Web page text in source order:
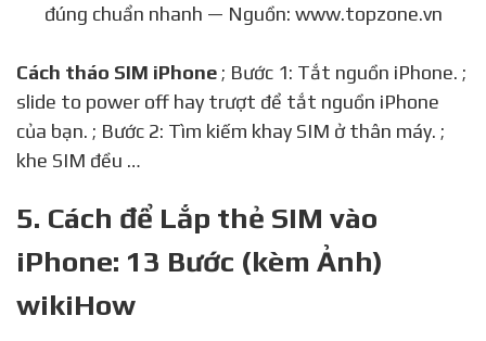
đúng chuẩn nhanh — Nguồn: www.topzone.vn
Cách tháo SIM iPhone ; Bước 1: Tắt nguồn iPhone. ;
slide to power off hay trượt để tắt nguồn iPhone
của bạn. ; Bước 2: Tìm kiếm khay SIM ở thân máy. ;
khe SIM đều …
5. Cách để Lắp thẻ SIM vào
iPhone: 13 Bước (kèm Ảnh)
wikiHow